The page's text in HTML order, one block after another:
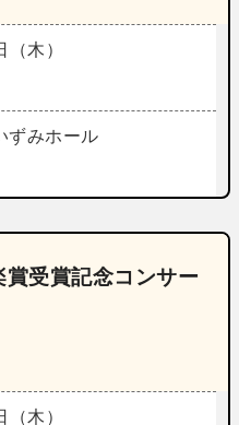
木）
ずみホール
受賞記念コンサー
木）